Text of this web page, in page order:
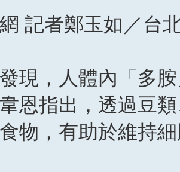
記者鄭玉如／台
現，人體內「多
恩指出，透過豆
物，有助於維持